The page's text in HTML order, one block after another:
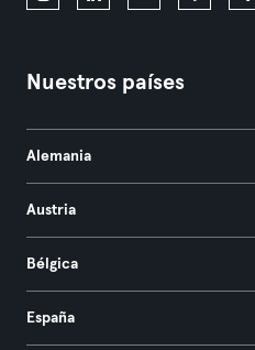
Nuestros países
Alemania
Austria
Bélgica
España